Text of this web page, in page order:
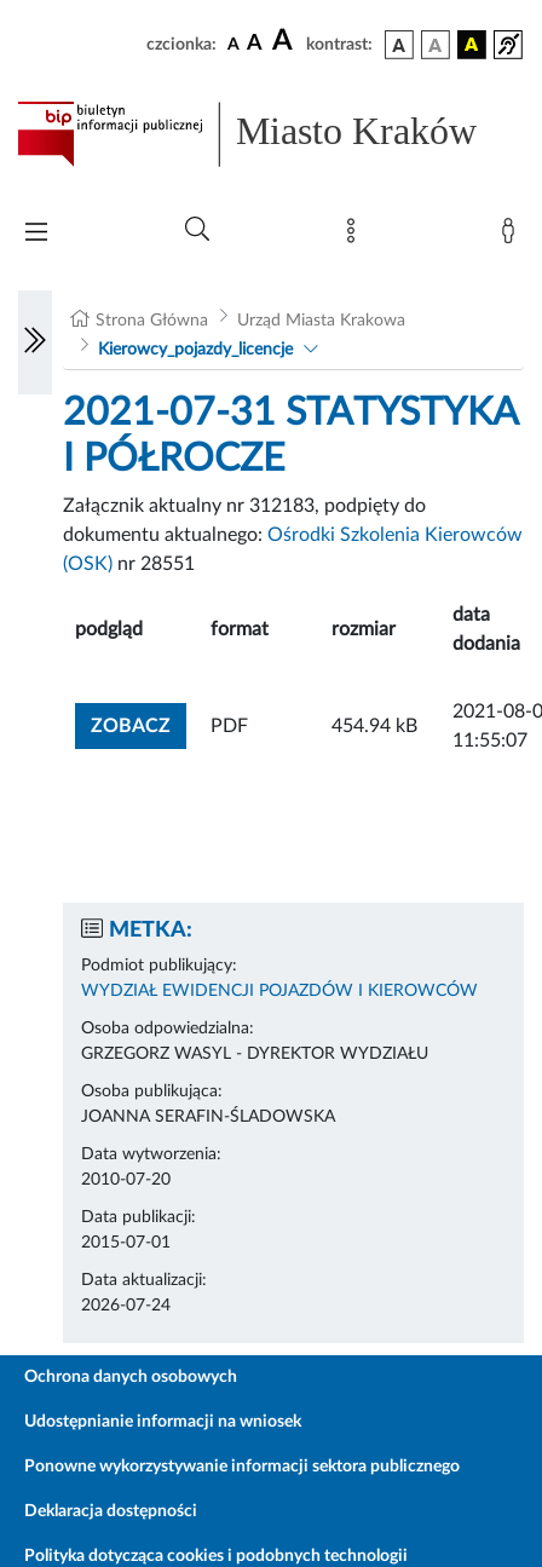
czcionka: A A A kontrast:
Miasto Kraków
Strona Główna
Urząd Miasta Krakowa
Kierowcy_pojazdy_licencje
2021-07-31 STATYSTYKA
I PÓŁROCZE
Załącznik aktualny nr 312183, podpięty do
dokumentu aktualnego:Ośrodki Szkolenia Kierowców
(OSK) nr 28551
podgląd format rozmiar
data
dodania
ZOBACZZOBACZ ZAŁĄCZNIK
PDF 454.94 kB
2021-08-
11:55:07
METKA:
Podmiot publikujący:
WYDZIAŁ EWIDENCJI POJAZDÓW I KIEROWCÓW
Osoba odpowiedzialna:
GRZEGORZ WASYL - DYREKTOR WYDZIAŁU
Osoba publikująca:
JOANNA SERAFIN-ŚLADOWSKA
Data wytworzenia:
2010-07-20
Data publikacji:
2015-07-01
Data aktualizacji:
2026-07-24
Ochrona danych osobowych
Udostępnianie informacji na wniosek
Ponowne wykorzystywanie informacji sektora publicznego
Deklaracja dostępności
Polityka dotycząca cookies i podobnych technologii